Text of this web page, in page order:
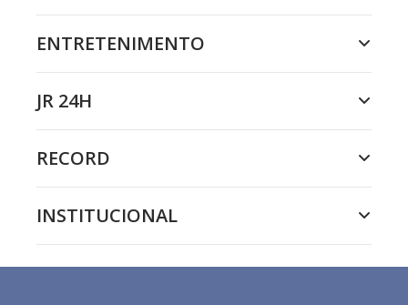
ENTRETENIMENTO
JR 24H
RECORD
INSTITUCIONAL